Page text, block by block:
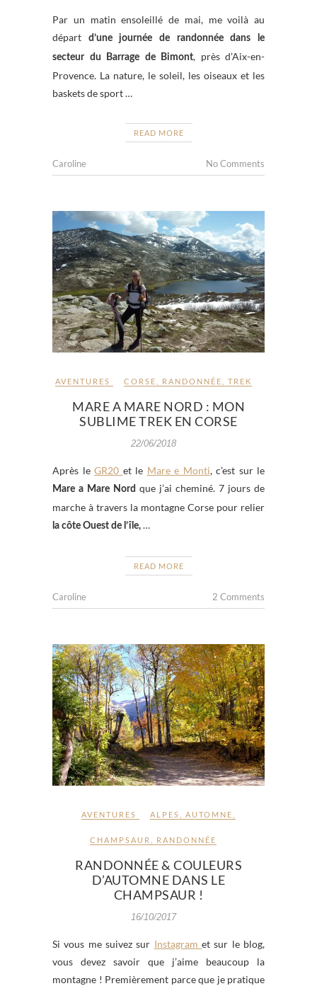
Par un matin ensoleillé de mai, me voilà au
départ
d’une journée de randonnée dans le
secteur du Barrage de Bimont, près d’Aix-en-
Provence. La nature, le soleil, les oiseaux et les
baskets de sport …
READ MORE
Caroline No Comments
AVENTURES CORSE RANDONNÉE TREK
MARE A MARE NORD : MON
SUBLIME TREK EN CORSE
22/06/2018
Après le GR20 et le Mare e Monti, c’est sur le
Mare a Mare Nord que j’ai cheminé. 7 jours de
marche à travers la montagne Corse pour relier
la côte Ouest de l’île, …
READ MORE
Caroline 2 Comments
AVENTURES ALPES AUTOMNE
CHAMPSAUR RANDONNÉE
RANDONNÉE & COULEURS
D’AUTOMNE DANS LE
CHAMPSAUR !
16/10/2017
Si vous me suivez sur Instagramet sur le blog,
vous devez savoir que j’aime beaucoup la
montagne ! Premièrement parce que je pratique